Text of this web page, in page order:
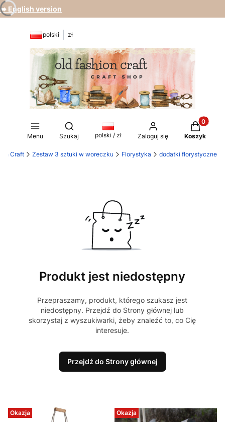
➡️ English version
polski zł
Menu
Otwórz wyszukiwarkę
Szukaj polski / zł Zaloguj się
Produkty
Koszyk
Craft Zestaw 3 sztuki w woreczku Florystyka dodatki florystyczne
Produkt jest niedostępny
Przepraszamy, produkt, którego szukasz jest
niedostępny. Przejdź do Strony głównej lub
skorzystaj z wyszukiwarki, żeby znaleźć to, co Cię
interesuje.
Przejdź do Strony głównej
Okazja Okazja